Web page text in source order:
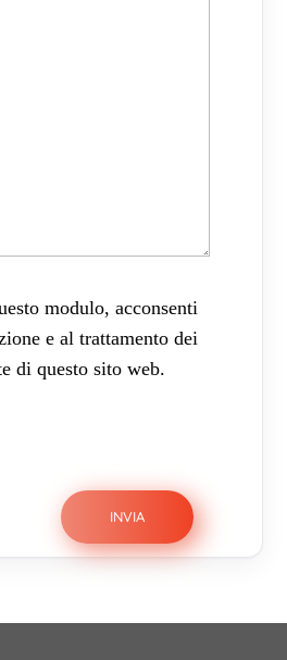
modulo, acconsenti
e al trattamento dei
di questo sito web.